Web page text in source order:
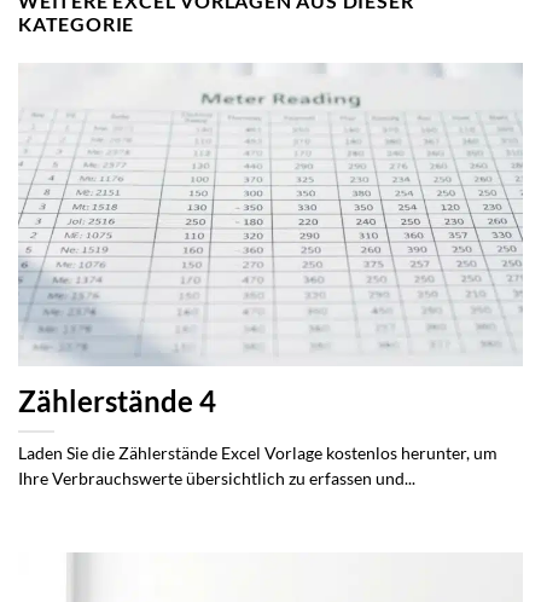
KATEGORIE
Zählerstände 4
Laden Sie die Zählerstände Excel Vorlage kostenlos herunter, um
Ihre Verbrauchswerte übersichtlich zu erfassen und...